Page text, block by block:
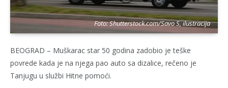
Foto: Shutterstock.com/Savo S, ilustracija
BEOGRAD – Muškarac star 50 godina zadobio je teške
povrede kada je na njega pao auto sa dizalice, rečeno je
Tanjugu u službi Hitne pomoći.